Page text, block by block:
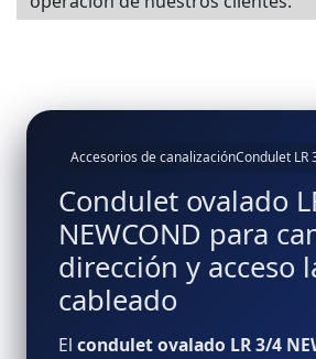
Accesorios de canalizaciónCondulet LR
Condulet ovalado
NEWCOND para
dirección y acceso
cableado
El condulet ovalado LR 3/4